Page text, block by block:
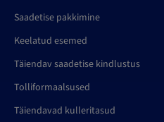
Saadetise pakkimine
Keelatud esemed
Täiendav saadetise kindlustus
Tolliformaalsused
Täiendavad kulleritasud